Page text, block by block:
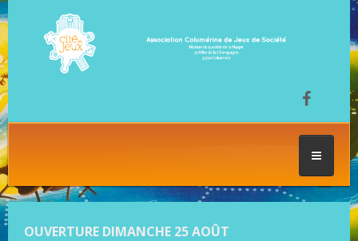
OUVERTURE DIMANCHE 25 AOÛT